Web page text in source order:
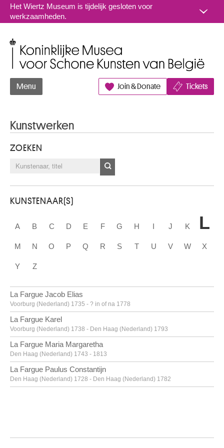
Naar inhoud
Het Wiertz Museum is tijdelijk gesloten voor
werkzaamheden.
Menu Join & Donate Tickets
Kunstwerken
ZOEKEN
KUNSTENAAR(S)
A B C D E F G H I J K L
M N O P Q R S T U V W X
Y Z
La Fargue Jacob Elias
Voorburg (Nederland) 1735 - ? in of na 1778
La Fargue Karel
Voorburg (Nederland) 1738 - Den Haag (Nederland) 1793
La Fargue Maria Margaretha
Den Haag (Nederland) 1743 - 1813
La Fargue Paulus Constantijn
Den Haag (Nederland) 1728 - Den Haag (Nederland) 1782